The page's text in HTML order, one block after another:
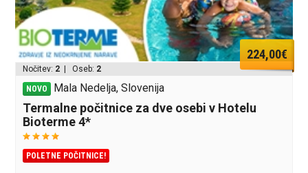
224,00€
Nočitev: 2 | Oseb: 2
NOVO Mala Nedelja, Slovenija
Termalne počitnice za dve osebi v Hotelu
Bioterme 4*
POLETNE POČITNICE!